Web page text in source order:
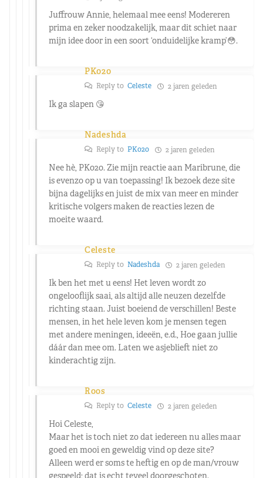
Juffrouw Annie, helemaal mee eens! Modereren
prima en zeker noodzakelijk, maar dit schiet naar
mijn idee door in een soort ‘onduidelijke kramp’😳.
PK020
Reply to Celeste 2 jaren geleden
Ik ga slapen 😘
Nadeshda
Reply to PK020 2 jaren geleden
Nee hè, PK020. Zie mijn reactie aan Maribrune, die
is evenzo op u van toepassing! Ik bezoek deze site
bijna dagelijks en juist de mix van meer en minder
kritische volgers maken de reacties lezen de
moeite waard.
Celeste
Reply to Nadeshda 2 jaren geleden
Ik ben het met u eens! Het leven wordt zo
ongelooflijk saai, als altijd alle neuzen dezelfde
richting staan. Juist boeiend de verschillen! Beste
mensen, in het hele leven kom je mensen tegen
met andere meningen, ideeën, e.d., Hoe gaan jullie
dáár dan mee om. Laten we asjeblieft niet zo
kinderachtig zijn.
Roos
Reply to Celeste 2 jaren geleden
Hoi Celeste,
Maar het is toch niet zo dat iedereen nu alles maar
goed en mooi en geweldig vind op deze site?
Alleen werd er soms te heftig en op de man/vrouw
gespeeld; dat is echt teveel doorgeschoten.